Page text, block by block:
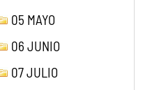
05 MAYO
06 JUNIO
07 JULIO